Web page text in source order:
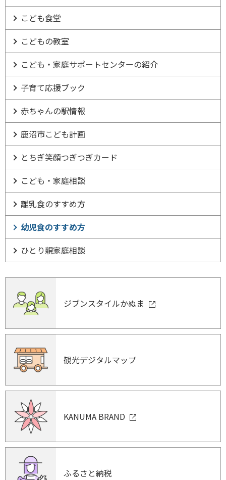
こども食堂
こどもの教室
こども・家庭サポートセンターの紹介
子育て応援ブック
赤ちゃんの駅情報
鹿沼市こども計画
とちぎ笑顔つぎつぎカード
こども・家庭相談
離乳食のすすめ方
幼児食のすすめ方
ひとり親家庭相談
ジブンスタイルかぬま
観光デジタルマップ
KANUMA BRAND
ふるさと納税